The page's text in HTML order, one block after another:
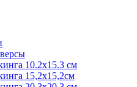
10.2х15.3 см
15,2х15,2см